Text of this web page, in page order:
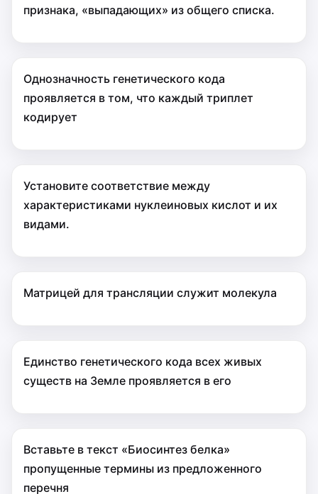
признака, «выпадающих» из общего списка.
Однозначность генетического кода
проявляется в том, что каждый триплет
кодирует
Установите соответствие между
характеристиками нуклеиновых кислот и их
видами.
Матрицей для трансляции служит молекула
Единство генетического кода всех живых
существ на Земле проявляется в его
Вставьте в текст «Биосинтез белка»
пропущенные термины из предложенного
перечня